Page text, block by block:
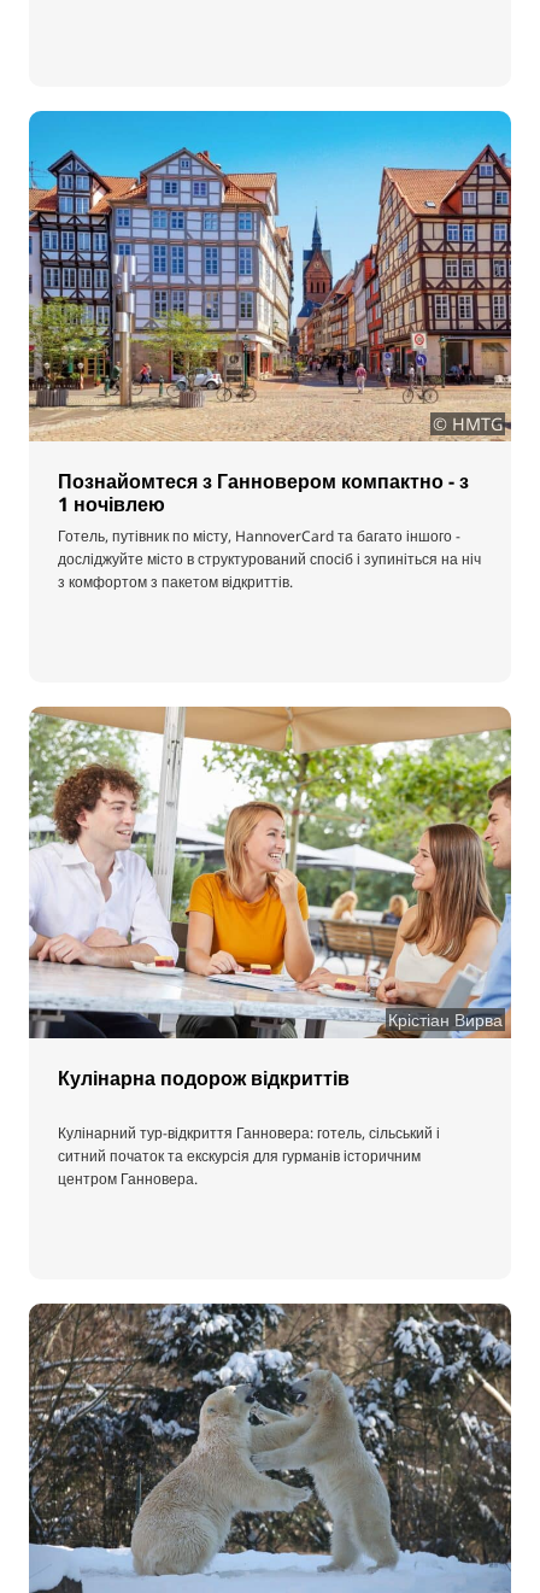
© HMTG
Познайомтеся з Ганновером компактно - з
1 ночівлею
Готель, путівник по місту, HannoverCard та багато іншого -
досліджуйте місто в структурований спосіб і зупиніться на ніч
з комфортом з пакетом відкриттів.
Крістіан Вирва
Кулінарна подорож відкриттів
Кулінарний тур-відкриття Ганновера: готель, сільський і
ситний початок та екскурсія для гурманів історичним
центром Ганновера.